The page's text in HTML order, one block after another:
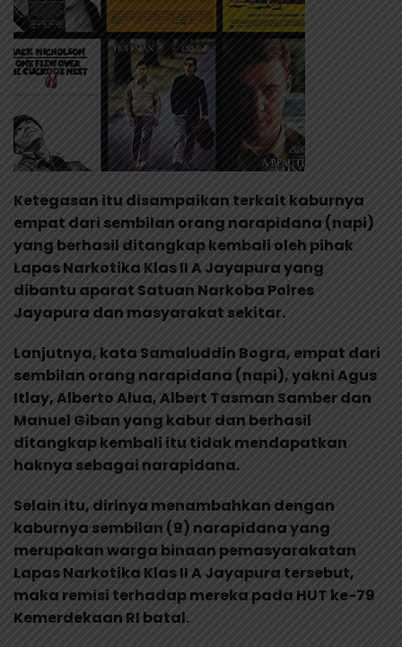
Ketegasan itu disampaikan terkait kaburnya
empat dari sembilan orang narapidana (napi)
yang berhasil ditangkap kembali oleh pihak
Lapas Narkotika Klas II A Jayapura yang
dibantu aparat Satuan Narkoba Polres
Jayapura dan masyarakat sekitar.
Lanjutnya, kata Samaluddin Bogra, empat dari
sembilan orang narapidana (napi), yakni Agus
Itlay, Alberto Alua, Albert Tasman Samber dan
Manuel Giban yang kabur dan berhasil
ditangkap kembali itu tidak mendapatkan
haknya sebagai narapidana.
Selain itu, dirinya menambahkan dengan
kaburnya sembilan (9) narapidana yang
merupakan warga binaan pemasyarakatan
Lapas Narkotika Klas II A Jayapura tersebut,
maka remisi terhadap mereka pada HUT ke-79
Kemerdekaan RI batal.